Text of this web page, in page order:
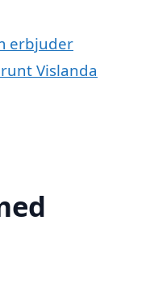
erbjuder
Vislanda